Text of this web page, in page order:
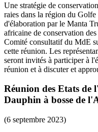
Une stratégie de
raies dans la région du
d'élaboration par le Manta
africaine de conservation
Comité consultatif du MdE
cette réunion. Les
seront invités à participer à
réunion et à discuter et
Réunion des Etats
Dauphin à bosse de
(6 septembre 2023)